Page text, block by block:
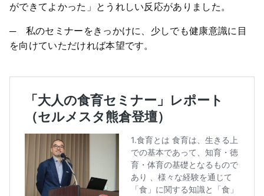
ができてよかった」とうれしい反応がありました。
─ 私のセミナーをきっかけに、少しでも健康意識に目
を向けていただければ本望です。